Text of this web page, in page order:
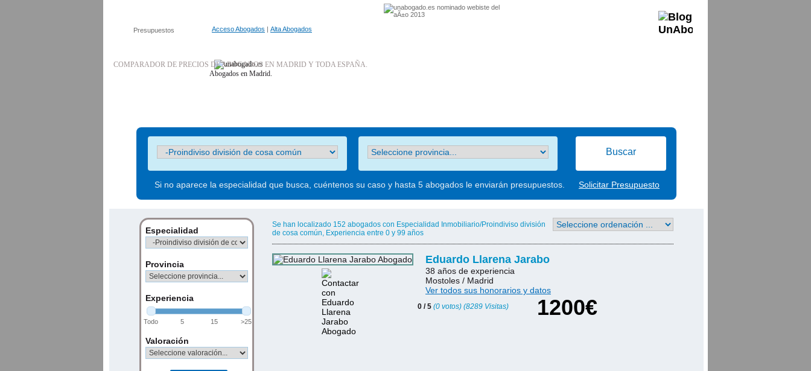
Presupuestos Acceso Abogados | Alta Abogados
COMPARADOR DE PRECIOS DE ABOGADOS EN MADRID Y TODA ESPAÑA.
Abogados en Madrid.
Buscar
Si no aparece la especialidad que busca, cuéntenos su caso y hasta 5 abogados le enviarán presupuestos. Solicitar Presupuesto
Especialidad
Provincia
Experiencia
Todo 5 15 >25
Valoración
Se han localizado 152 abogados con Especialidad Inmobiliario/Proindiviso división
de cosa común, Experiencia entre 0 y 99 años
Eduardo Llarena Jarabo
38 años de experiencia
Mostoles / Madrid
Ver todos sus honorarios y datos
0 / 5 (0 votos) (8289 Visitas) 1200€